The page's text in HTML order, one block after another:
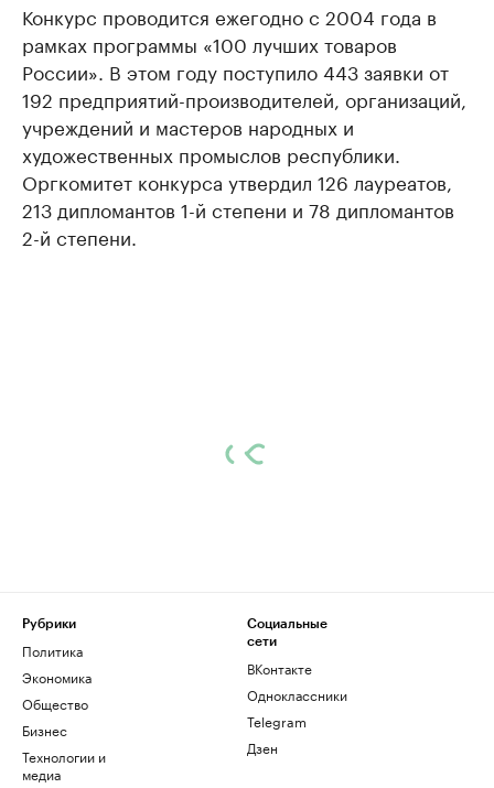
Конкурс проводится ежегодно с 2004 года в
рамках программы «100 лучших товаров
России». В этом году поступило 443 заявки от
192 предприятий-производителей, организаций,
учреждений и мастеров народных и
художественных промыслов республики.
Оргкомитет конкурса утвердил 126 лауреатов,
213 дипломантов 1-й степени и 78 дипломантов
2-й степени.
Рубрики
Политика
Экономика
Общество
Бизнес
Технологии и
медиа
Социальные
сети
ВКонтакте
Одноклассники
Telegram
Дзен